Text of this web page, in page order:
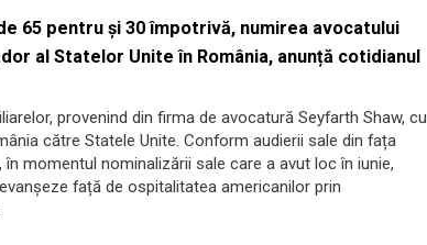
65 pentru și 30 împotrivă, numirea avocatului
al Statelor Unite în România, anunță cotidianul
provenind din firma de avocatură Seyfarth Shaw, cu
către Statele Unite. Conform audierii sale din fața
momentul nominalizării sale care a avut loc în iunie,
față de ospitalitatea americanilor prin